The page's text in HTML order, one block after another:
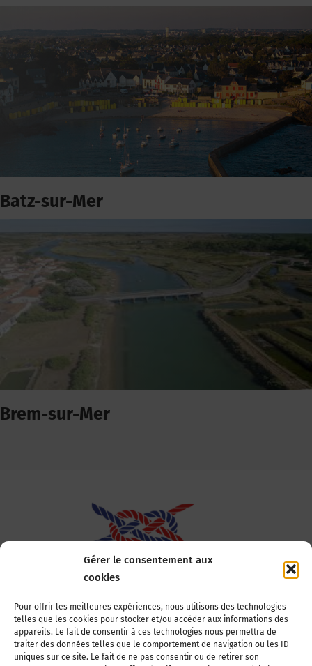
Gérer le consentement aux
cookies
Pour offrir les meilleures expériences, nous utilisons des technologies
telles que les cookies pour stocker et/ou accéder aux informations des
appareils. Le fait de consentir à ces technologies nous permettra de
traiter des données telles que le comportement de navigation ou les ID
uniques sur ce site. Le fait de ne pas consentir ou de retirer son
Batz-sur-Mer
Brem-sur-Mer
Association Nationale des Elus des Littoraux
22, boulevard de la Tour-Maubourg
75007 Paris
Tél : 01 44 11 11 70